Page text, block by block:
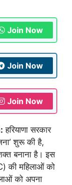
Join Now
Join Now
Join Now
हरियाणा सरकार
शुरू की है,
बनाना है। इस
की महिलाओं को
को अपना